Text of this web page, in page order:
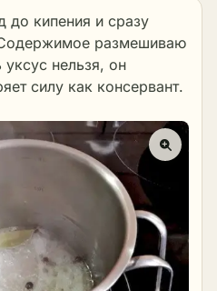
кипения и сразу
размешиваю
уксус нельзя, он
силу как консервант.